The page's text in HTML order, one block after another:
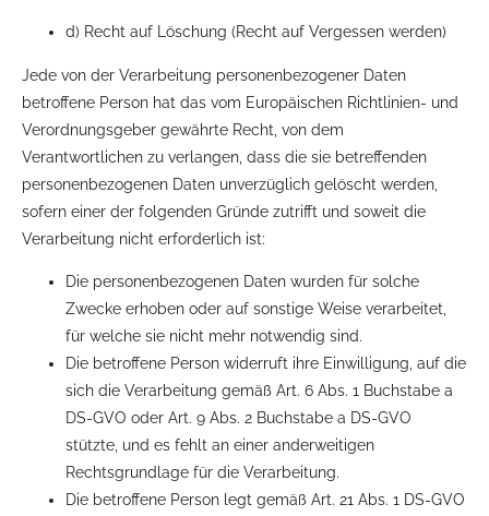
d) Recht auf Löschung (Recht auf Vergessen werden)
Jede von der Verarbeitung personenbezogener Daten
betroffene Person hat das vom Europäischen Richtlinien- und
Verordnungsgeber gewährte Recht, von dem
Verantwortlichen zu verlangen, dass die sie betreffenden
personenbezogenen Daten unverzüglich gelöscht werden,
sofern einer der folgenden Gründe zutrifft und soweit die
Verarbeitung nicht erforderlich ist:
Die personenbezogenen Daten wurden für solche
Zwecke erhoben oder auf sonstige Weise verarbeitet,
für welche sie nicht mehr notwendig sind.
Die betroffene Person widerruft ihre Einwilligung, auf die
sich die Verarbeitung gemäß Art. 6 Abs. 1 Buchstabe a
DS-GVO oder Art. 9 Abs. 2 Buchstabe a DS-GVO
stützte, und es fehlt an einer anderweitigen
Rechtsgrundlage für die Verarbeitung.
Die betroffene Person legt gemäß Art. 21 Abs. 1 DS-GVO